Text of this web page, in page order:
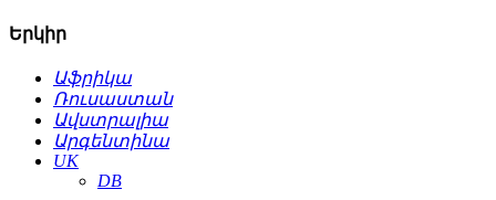
Երկիր
Աֆրիկա
Ռուսաստան
Ավստրալիա
Արգենտինա
UK
DB